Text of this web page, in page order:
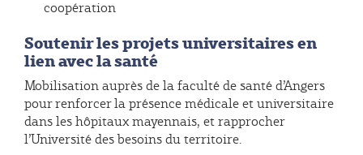
coopération
Soutenir les projets universitaires en
lien avec la santé
Mobilisation auprès de la faculté de santé d’Angers
pour renforcer la présence médicale et universitaire
dans les hôpitaux mayennais, et rapprocher
l’Université des besoins du territoire.